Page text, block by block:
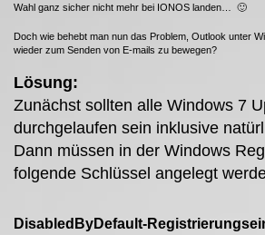
Wahl ganz sicher nicht mehr bei IONOS landen… 🙂
Doch wie behebt man nun das Problem, Outlook unter
wieder zum Senden von E-mails zu bewegen?
Lösung:
Zunächst sollten alle Windows 7
durchgelaufen sein inklusive
Dann müssen in der Windows
folgende Schlüssel angelegt
DisabledByDefault-